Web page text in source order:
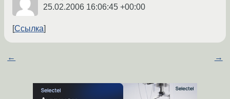
25.02.2006 16:06:45 +00:00
Ссылка
← →